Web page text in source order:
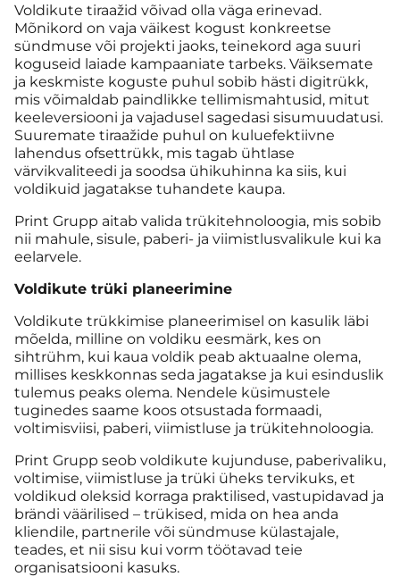
Voldikute tiraažid võivad olla väga erinevad.
Mõnikord on vaja väikest kogust konkreetse
sündmuse või projekti jaoks, teinekord aga suuri
koguseid laiade kampaaniate tarbeks. Väiksemate
ja keskmiste koguste puhul sobib hästi digitrükk,
mis võimaldab paindlikke tellimismahtusid, mitut
keeleversiooni ja vajadusel sagedasi sisumuudatusi.
Suuremate tiraažide puhul on kuluefektiivne
lahendus ofsettrükk, mis tagab ühtlase
värvikvaliteedi ja soodsa ühikuhinna ka siis, kui
voldikuid jagatakse tuhandete kaupa.
Print Grupp aitab valida trükitehnoloogia, mis sobib
nii mahule, sisule, paberi- ja viimistlusvalikule kui ka
eelarvele.
Voldikute trüki planeerimine
Voldikute trükkimise planeerimisel on kasulik läbi
mõelda, milline on voldiku eesmärk, kes on
sihtrühm, kui kaua voldik peab aktuaalne olema,
millises keskkonnas seda jagatakse ja kui esinduslik
tulemus peaks olema. Nendele küsimustele
tuginedes saame koos otsustada formaadi,
voltimisviisi, paberi, viimistluse ja trükitehnoloogia.
Print Grupp seob voldikute kujunduse, paberivaliku,
voltimise, viimistluse ja trüki üheks tervikuks, et
voldikud oleksid korraga praktilised, vastupidavad ja
brändi väärilised – trükised, mida on hea anda
kliendile, partnerile või sündmuse külastajale,
teades, et nii sisu kui vorm töötavad teie
organisatsiooni kasuks.